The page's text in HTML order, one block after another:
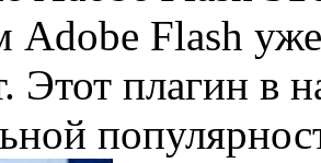
Adobe Flash
Этот плагин в